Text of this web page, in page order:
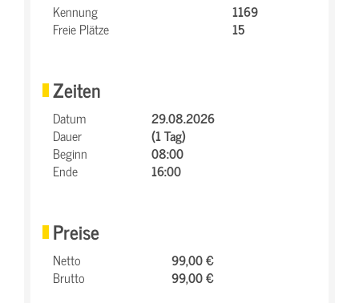
Kennung
1169
Freie Plätze
15
Zeiten
Datum
29.08.2026
Dauer
(1 Tag)
Beginn
08:00
Ende
16:00
Preise
Netto
99,00 €
Brutto
99,00 €